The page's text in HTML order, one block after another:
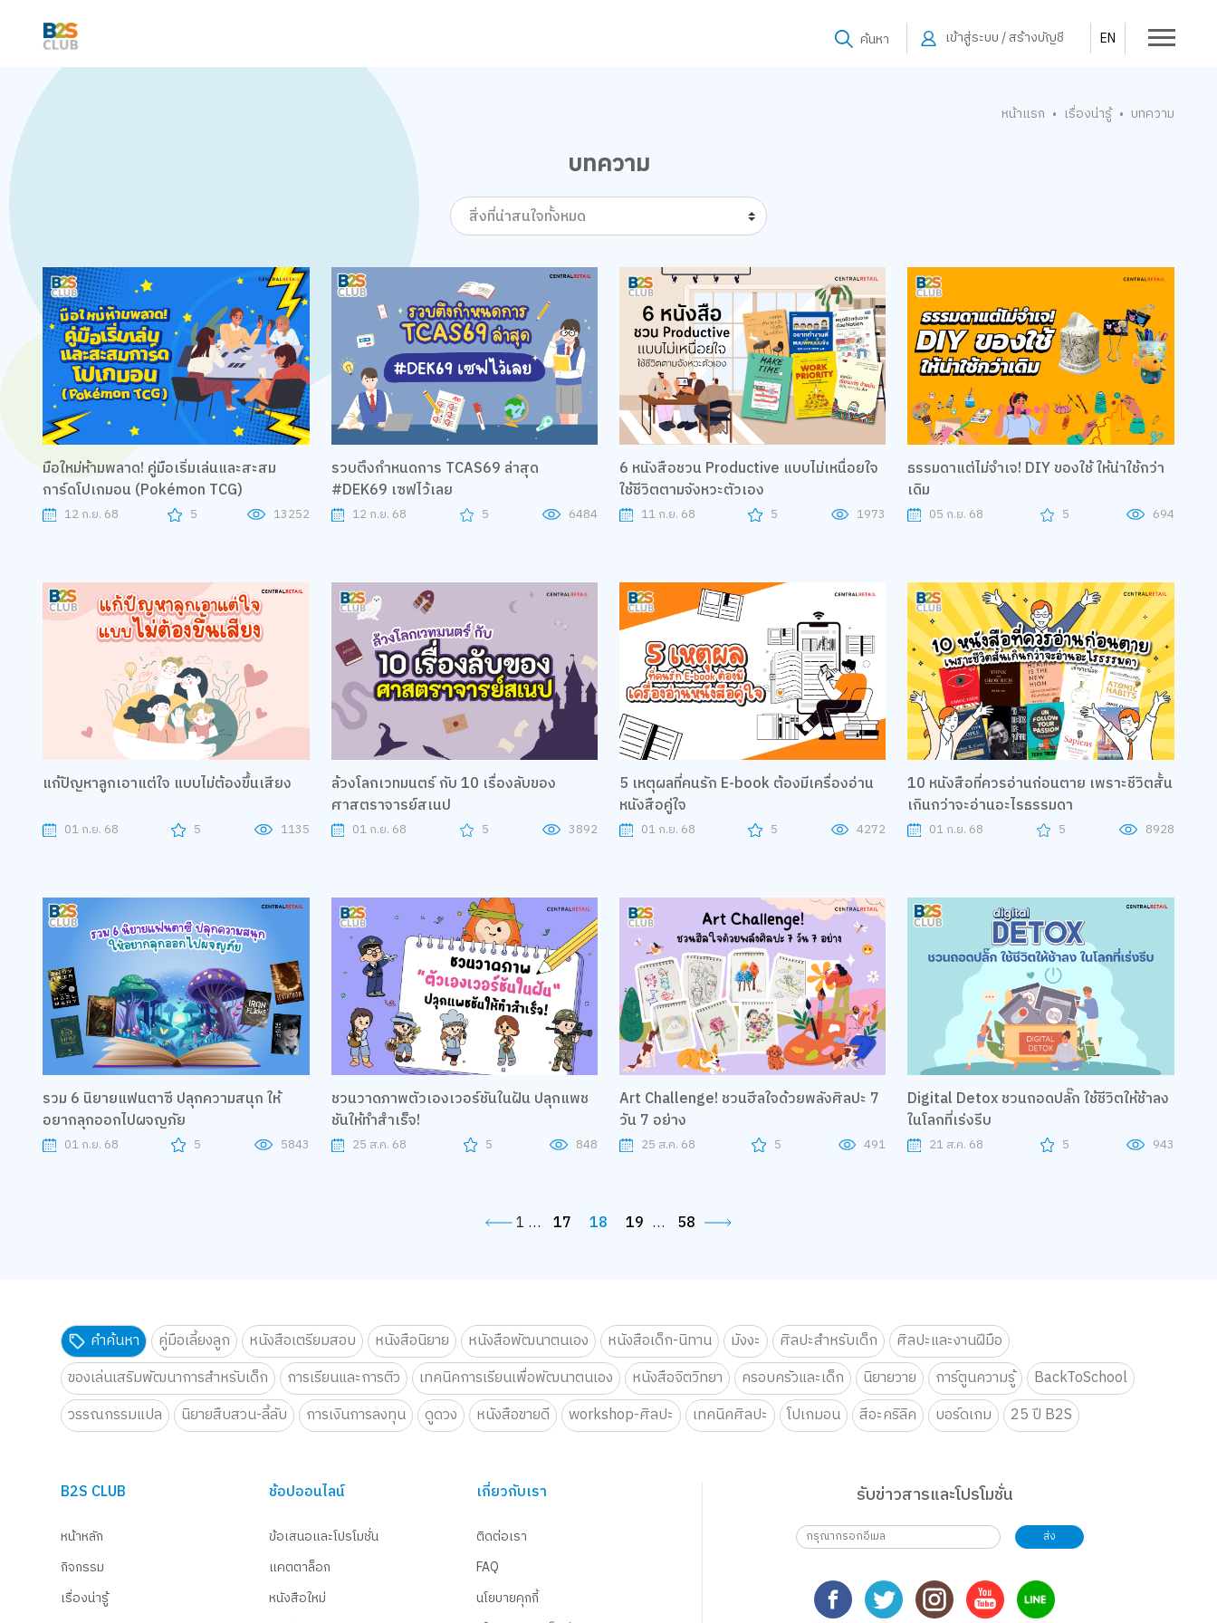
ค้นหา เข้าสู่ระบบ / สร้างบัญชี EN
หน้าแรก • เรื่องน่ารู้ • บทความ
บทความ
สิ่งที่น่าสนใจทั้งหมด
มือใหม่ห้ามพลาด! คู่มือเริ่มเล่นและสะสม
การ์ดโปเกมอน (Pokémon TCG)
12 ก.ย. 68 5 13252
รวบตึงกำหนดการ TCAS69 ล่าสุด
#DEK69 เซฟไว้เลย
12 ก.ย. 68 5 6484
6 หนังสือชวน Productive แบบไม่เหนื่อยใจ
ใช้ชีวิตตามจังหวะตัวเอง
11 ก.ย. 68 5 1973
ธรรมดาแต่ไม่จำเจ! DIY ของใช้ ให้น่าใช้กว่า
เดิม
05 ก.ย. 68 5 694
แก้ปัญหาลูกเอาแต่ใจ แบบไม่ต้องขึ้นเสียง
01 ก.ย. 68 5 1135
ล้วงโลกเวทมนตร์ กับ 10 เรื่องลับของ
ศาสตราจารย์สเนป
01 ก.ย. 68 5 3892
5 เหตุผลที่คนรัก E-book ต้องมีเครื่องอ่าน
หนังสือคู่ใจ
01 ก.ย. 68 5 4272
10 หนังสือที่ควรอ่านก่อนตาย เพราะชีวิตสั้น
เกินกว่าจะอ่านอะไรธรรมดา
01 ก.ย. 68 5 8928
รวม 6 นิยายแฟนตาซี ปลุกความสนุก ให้
อยากลุกออกไปผจญภัย
01 ก.ย. 68 5 5843
ชวนวาดภาพตัวเองเวอร์ชันในฝัน ปลุกแพช
ชันให้ทำสำเร็จ!
25 ส.ค. 68 5 848
Art Challenge! ชวนฮีลใจด้วยพลังศิลปะ 7
วัน 7 อย่าง
25 ส.ค. 68 5 491
Digital Detox ชวนถอดปลั๊ก ใช้ชีวิตให้ช้าลง
ในโลกที่เร่งรีบ
21 ส.ค. 68 5 943
1 … 17 18 19 … 58
คำค้นหา คู่มือเลี้ยงลูก หนังสือเตรียมสอบ หนังสือนิยาย หนังสือพัฒนาตนเอง หนังสือเด็ก-นิทาน มังงะ ศิลปะสำหรับเด็ก
ศิลปะและงานฝีมือ
ของเล่นเสริมพัฒนาการสำหรับเด็ก
การเรียนและการติว เทคนิคการเรียนเพื่อพัฒนาตนเอง หนังสือจิตวิทยา ครอบครัวและเด็ก นิยายวาย การ์ตูนความรู้
BackToSchool
วรรณกรรมแปล
นิยายสืบสวน-ลี้ลับ การเงินการลงทุน ดูดวง หนังสือขายดี workshop-ศิลปะ เทคนิคศิลปะ โปเกมอน สีอะคริลิค บอร์ดเกม 25 ปี B2S
B2S CLUB
หน้าหลัก
กิจกรรม
เรื่องน่ารู้
ช้อปออนไลน์
ข้อเสนอและโปรโมชั่น
แคตตาล็อก
หนังสือใหม่
เกี่ยวกับเรา
ติดต่อเรา
FAQ
นโยบายคุกกี้
รับข่าวสารและโปรโมชั่น
ส่ง